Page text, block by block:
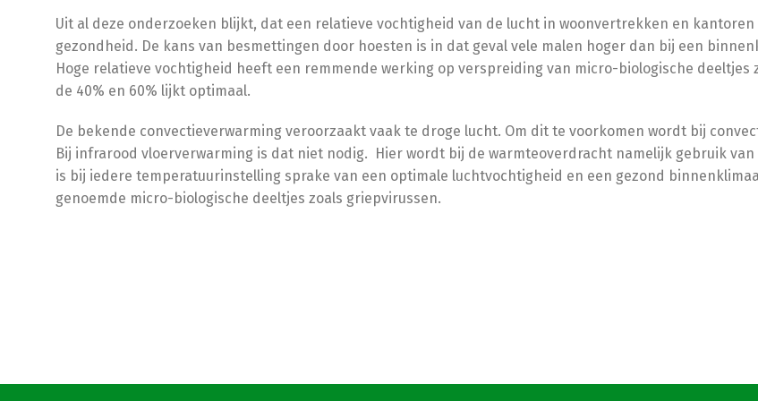
Uit al deze onderzoeken blijkt, dat een relatieve vochtigheid van de lucht in woonvertrekken en
gezondheid. De kans van besmettingen door hoesten is in dat geval vele malen hoger dan bij een
Hoge relatieve vochtigheid heeft een remmende werking op verspreiding van micro-biologische
de 40% en 60% lijkt optimaal.
De bekende convectieverwarming veroorzaakt vaak te droge lucht. Om dit te voorkomen wordt bij
Bij infrarood vloerverwarming is dat niet nodig. Hier wordt bij de warmteoverdracht namelijk gebruik
is bij iedere temperatuurinstelling sprake van een optimale luchtvochtigheid en een gezond
genoemde micro-biologische deeltjes zoals griepvirussen.